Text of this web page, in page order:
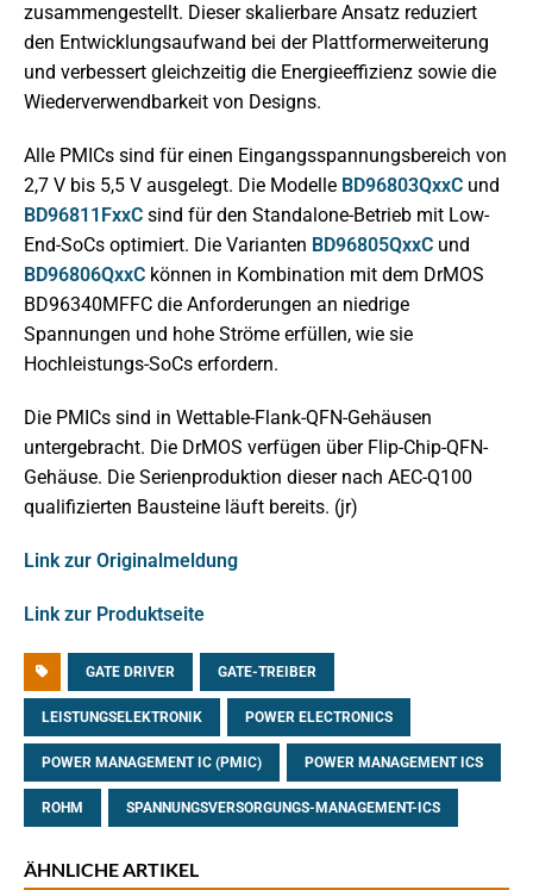
zusammengestellt. Dieser skalierbare Ansatz reduziert
den Entwicklungsaufwand bei der Plattformerweiterung
und verbessert gleichzeitig die Energieeffizienz sowie die
Wiederverwendbarkeit von Designs.
Alle PMICs sind für einen Eingangsspannungsbereich von
2,7 V bis 5,5 V ausgelegt. Die Modelle BD96803QxxC und
BD96811FxxC sind für den Standalone-Betrieb mit Low-
End-SoCs optimiert. Die Varianten BD96805QxxC und
BD96806QxxC können in Kombination mit dem DrMOS
BD96340MFFC die Anforderungen an niedrige
Spannungen und hohe Ströme erfüllen, wie sie
Hochleistungs-SoCs erfordern.
Die PMICs sind in Wettable-Flank-QFN-Gehäusen
untergebracht. Die DrMOS verfügen über Flip-Chip-QFN-
Gehäuse. Die Serienproduktion dieser nach AEC-Q100
qualifizierten Bausteine läuft bereits. (jr)
Link zur Originalmeldung
Link zur Produktseite
GATE DRIVER GATE-TREIBER
LEISTUNGSELEKTRONIK POWER ELECTRONICS
POWER MANAGEMENT IC (PMIC) POWER MANAGEMENT ICS
ROHM SPANNUNGSVERSORGUNGS-MANAGEMENT-ICS
ÄHNLICHE ARTIKEL